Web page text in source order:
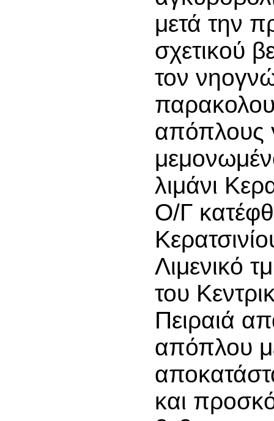
μετά την
σχετικού
τον
απόπλους
λιμάνι
Ο/Γ
Λιμενικό
του
Πειραιά
απόπλου
και